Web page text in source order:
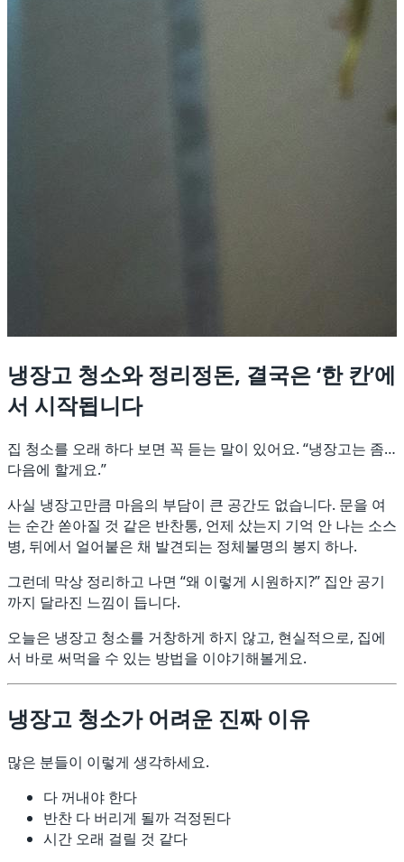
냉장고 청소와 정리정돈, 결국은 ‘한 칸’에
서 시작됩니다
집 청소를 오래 하다 보면 꼭 듣는 말이 있어요. “냉장고는 좀…
다음에 할게요.”
사실 냉장고만큼 마음의 부담이 큰 공간도 없습니다. 문을 여
는 순간 쏟아질 것 같은 반찬통, 언제 샀는지 기억 안 나는 소스
병, 뒤에서 얼어붙은 채 발견되는 정체불명의 봉지 하나.
그런데 막상 정리하고 나면 “왜 이렇게 시원하지?” 집안 공기
까지 달라진 느낌이 듭니다.
오늘은 냉장고 청소를 거창하게 하지 않고, 현실적으로, 집에
서 바로 써먹을 수 있는 방법을 이야기해볼게요.
냉장고 청소가 어려운 진짜 이유
많은 분들이 이렇게 생각하세요.
다 꺼내야 한다
반찬 다 버리게 될까 걱정된다
시간 오래 걸릴 것 같다